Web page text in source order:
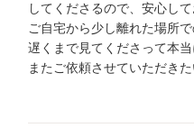
してくださるので、安心して
ご自宅から少し離れた場所
遅くまで見てくださって本当
またご依頼させていただきた